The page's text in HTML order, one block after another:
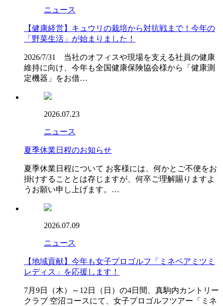
ニュース
【健康経営】キュウリの栽培から対抗戦まで！今年の
「野菜生活」が始まりました！
2026/7/31 当社のオフィスや現場を支える社員の健康
維持に向け、今年も全国健康保険協会様から「健康測
定機器」をお借…
2026.07.23
ニュース
夏季休業日程のお知らせ
夏季休業日程について お客様には、何かとご不便をお
掛けすることとは存じますが、何卒ご理解賜りますよ
うお願い申し上げます。…
2026.07.09
ニュース
【地域貢献】今年も女子プロゴルフ「ミネベアミツミ
レディス」を応援します！
7月9日（木）～12日（日）の4日間、真駒内カントリー
クラブ 空沼コースにて、女子プロゴルフツアー「ミネ